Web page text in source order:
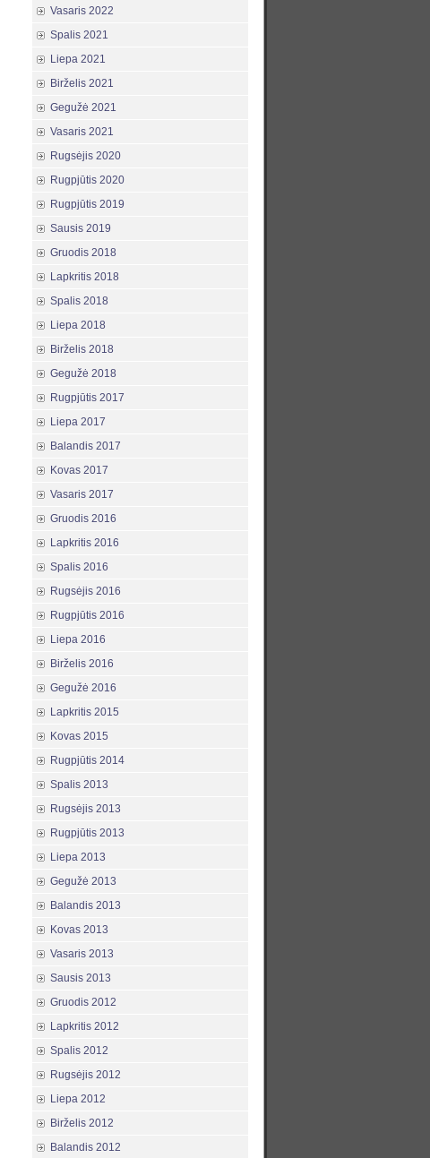
Vasaris 2022
Spalis 2021
Liepa 2021
Birželis 2021
Gegužė 2021
Vasaris 2021
Rugsėjis 2020
Rugpjūtis 2020
Rugpjūtis 2019
Sausis 2019
Gruodis 2018
Lapkritis 2018
Spalis 2018
Liepa 2018
Birželis 2018
Gegužė 2018
Rugpjūtis 2017
Liepa 2017
Balandis 2017
Kovas 2017
Vasaris 2017
Gruodis 2016
Lapkritis 2016
Spalis 2016
Rugsėjis 2016
Rugpjūtis 2016
Liepa 2016
Birželis 2016
Gegužė 2016
Lapkritis 2015
Kovas 2015
Rugpjūtis 2014
Spalis 2013
Rugsėjis 2013
Rugpjūtis 2013
Liepa 2013
Gegužė 2013
Balandis 2013
Kovas 2013
Vasaris 2013
Sausis 2013
Gruodis 2012
Lapkritis 2012
Spalis 2012
Rugsėjis 2012
Liepa 2012
Birželis 2012
Balandis 2012